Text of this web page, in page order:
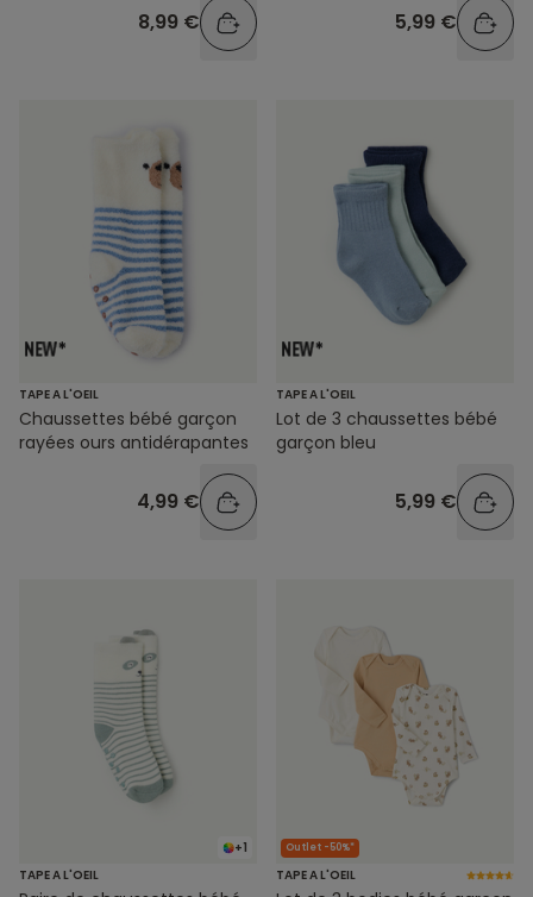
8,99 € 5,99 €
TAPE A L'OEIL
Chaussettes bébé garçon
rayées ours antidérapantes
4,99 €
TAPE A L'OEIL
Lot de 3 chaussettes bébé
garçon bleu
5,99 €
+1
TAPE A L'OEIL
Outlet -50%*
TAPE A L'OEIL